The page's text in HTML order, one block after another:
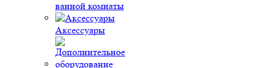
ванной комнаты
Аксессуары